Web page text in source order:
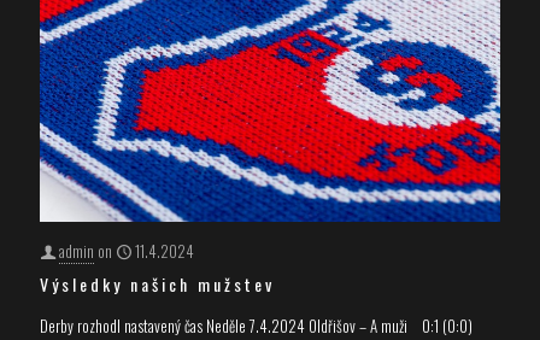
admin on 11.4.2024
Výsledky našich mužstev
Derby rozhodl nastavený čas Neděle 7.4.2024 Oldřišov – A muži 0:1 (0:0)